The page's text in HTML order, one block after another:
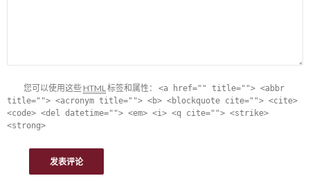
您可以使用这些 HTML标签和属性： <a href="" title=""> <abbr
title=""> <acronym title=""> <b> <blockquote cite=""> <cite>
<code> <del datetime=""> <em> <i> <q cite=""> <strike>
<strong>